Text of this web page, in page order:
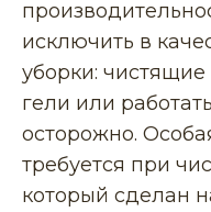
исключить в
уборки:
гели или
осторожно.
требуется при
который сделан